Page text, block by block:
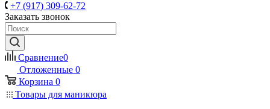
+7 (917) 309-62-72
Заказать звонок
Сравнение0
Отложенные 0
Корзина 0
Товары для маникюра